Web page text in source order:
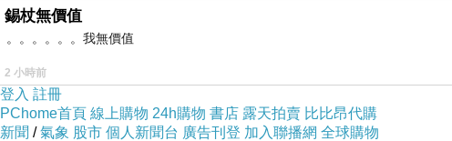
錫杖無價值
。。。。。。我無價值
2 小時前
登入 註冊
PChome首頁 線上購物 24h購物 書店 露天拍賣 比比昂代購
新聞 /氣象 股市 個人新聞台 廣告刊登 加入聯播網 全球購物